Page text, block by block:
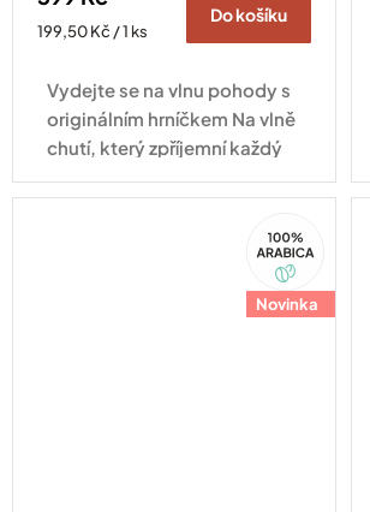
Měrná
199,50 Kč / 1 ks
Do košíku
Vydejte se na vlnu pohody s
originálním hrníčkem Na vlně
chutí, který zpříjemní každý
okamžik s vaším oblíbeným
nápojem.
Novinka
Arabica